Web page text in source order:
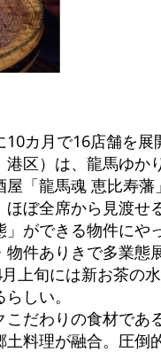
10カ月で16店舗を
区）は、龍馬ゆか
屋「龍馬魂 恵比寿
ほぼ全席から見渡
」ができる物件に
物件ありきで多業
上旬には新お茶の
しい。
こだわりの食材で
土料理が融合。圧